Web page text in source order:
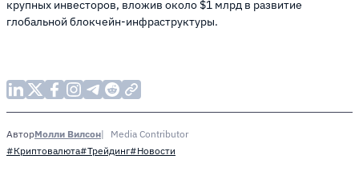
крупных инвесторов, вложив около $1 млрд в развитие
глобальной блокчейн-инфраструктуры.
АвторМолли Вилсон
Media Contributor
#Криптовалюта#Трейдинг#Новости